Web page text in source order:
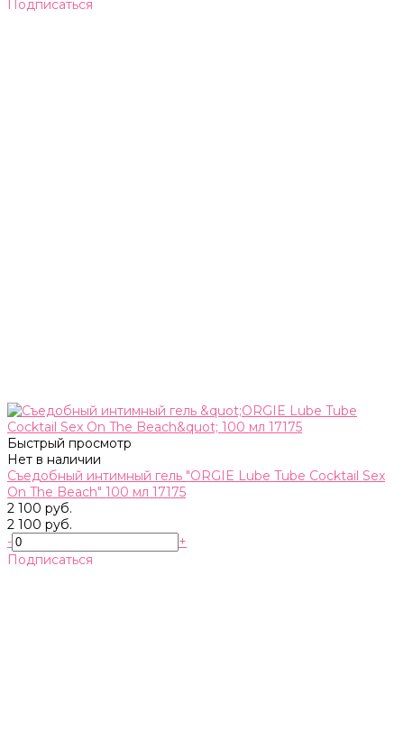
Подписаться
Быстрый просмотр
Нет в наличии
Съедобный интимный гель "ORGIE Lube Tube Cocktail Sex
On The Beach" 100 мл 17175
2 100 руб.
2 100 руб.
-
+
Подписаться